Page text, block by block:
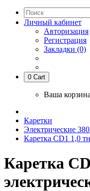
Личный кабинет
Авторизация
Регистрация
Закладки (0)
0 Cart
Ваша
Каретки
Электрические
Каретка CD1 1,0
Каретка